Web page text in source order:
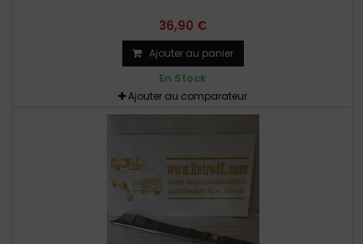
36,90 €
Ajouter au panier
En Stock
Ajouter au comparateur